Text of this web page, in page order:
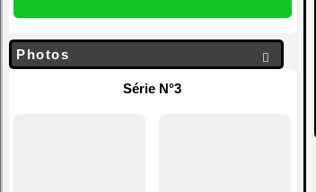

Photos
Série N°3